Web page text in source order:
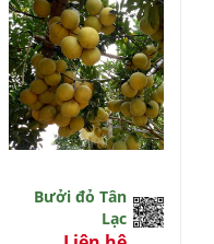
Bưởi đỏ Tân
Lạc